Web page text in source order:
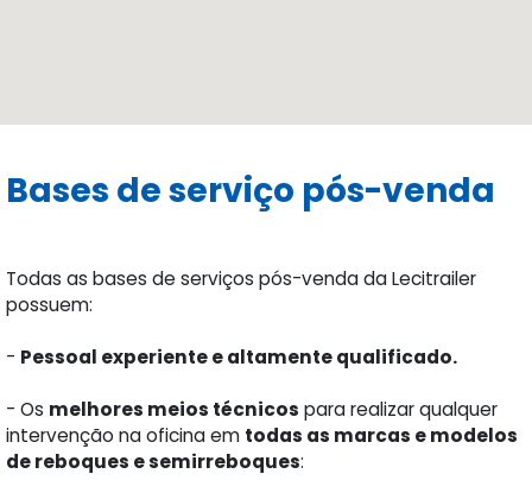
Bases de serviço pós-venda
Todas as bases de serviços pós-venda da Lecitrailer
possuem:
- Pessoal experiente e altamente qualificado.
- Os melhores meios técnicos para realizar qualquer
intervenção na oficina em todas as marcas e modelos
de reboques e semirreboques: